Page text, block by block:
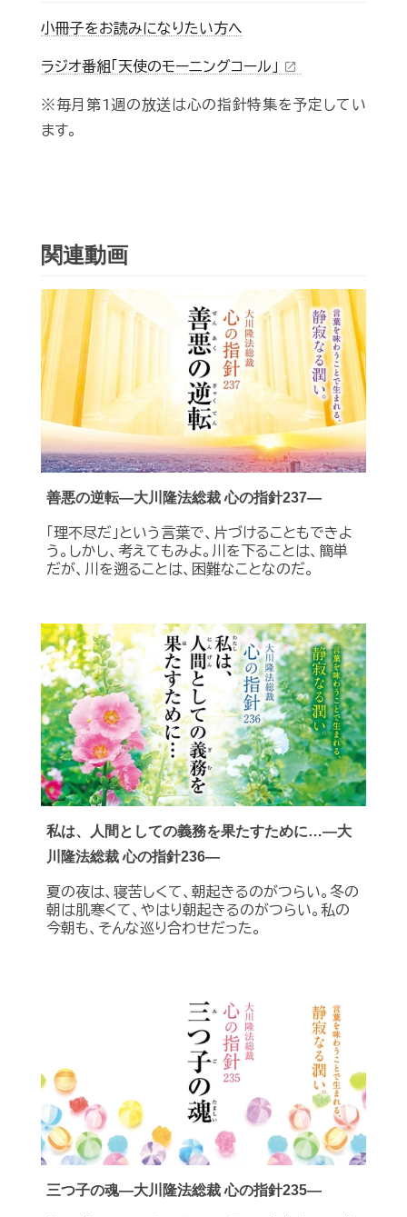
小冊子をお読みになりたい方へ
ラジオ番組「天使のモーニングコール」 open_in_new
※毎月第1週の放送は心の指針特集を予定してい
ます。
関連動画
善悪の逆転―大川隆法総裁 心の指針237―
「理不尽だ」という言葉で、片づけることもできよ
う。しかし、考えてもみよ。川を下ることは、簡単
だが、川を遡ることは、困難なことなのだ。
私は、人間としての義務を果たすために…―大
川隆法総裁 心の指針236―
夏の夜は、寝苦しくて、朝起きるのがつらい。冬の
朝は肌寒くて、やはり朝起きるのがつらい。私の
今朝も、そんな巡り合わせだった。
三つ子の魂―大川隆法総裁 心の指針235―